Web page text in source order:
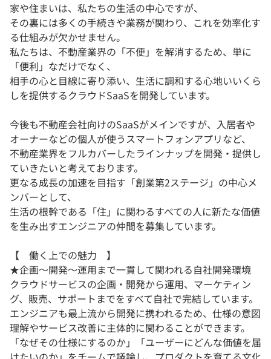
家や住まいは、私たちの生活の中心ですが、
その裏には多くの手続きや業務が関わり、これを効率化す
る仕組みが欠かせません。
私たちは、不動産業界の「不便」を解消するため、単に
「便利」なだけでなく、
相手の心と目線に寄り添い、生活に調和する心地いいくら
しを提供するクラウドSaaSを開発しています。
今後も不動産会社向けのSaaSがメインですが、入居者や
オーナーなどの個人が使うスマートフォンアプリなど、
不動産業界をフルカバーしたラインナップを開発・提供し
ていきたいと考えております。
更なる成長の加速を目指す「創業第2ステージ」の中心メ
ンバーとして、
生活の根幹である「住」に関わるすべての人に新たな価値
を生み出すエンジニアの仲間を募集しています。
【 働く上での魅力 】
★企画～開発～運用まで一貫して関われる自社開発環境
クラウドサービスの企画・開発から運用、マーケティン
グ、販売、サポートまでをすべて自社で完結しています。
エンジニアも最上流から開発に携われるため、仕様の意図
理解やサービス改善に主体的に関わることができます。
「なぜその仕様にするのか」「ユーザーにどんな価値を届